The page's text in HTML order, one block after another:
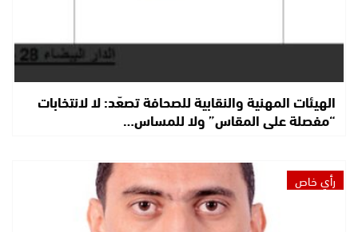
الهيئات المهنية والنقابية للصحافة تصعّد: لا لانتخابات
“مفصلة على المقاس” ولا للمساس…
رأي خاص